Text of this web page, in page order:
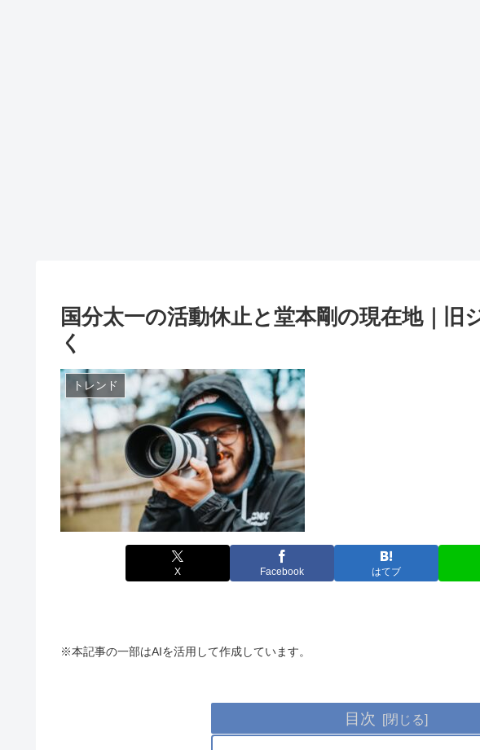
国分太一の活動休止と堂本剛の現在地｜旧
く
トレンド
X Facebook はてブ
※本記事の一部はAIを活用して作成しています。
目次